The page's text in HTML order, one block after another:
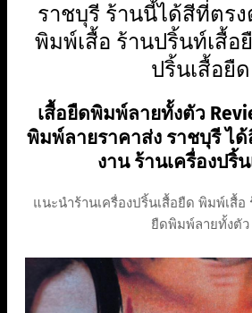
ราชบุรี ร้านนี้ได้สีที่ตร
พิมพ์เสื้อ ร้านปริ้นท์เสื้อ
ปริ้นเสื้อยืด
เสื้อยืดพิมพ์ลายทั้งตัว
พิมพ์ลายราคาส่ง ราชบุรี ไ
งาน ร้านเครื่องปริ้
แนะนำร้านเครื่องปริ้นเสื้อยืด พิมพ์เสื้อ
ยืดพิมพ์ลายทั้งตัว